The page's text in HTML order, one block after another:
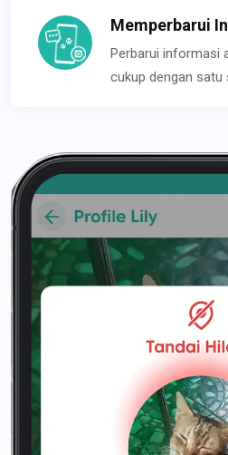
Memperbarui
Perbarui informasi
cukup dengan